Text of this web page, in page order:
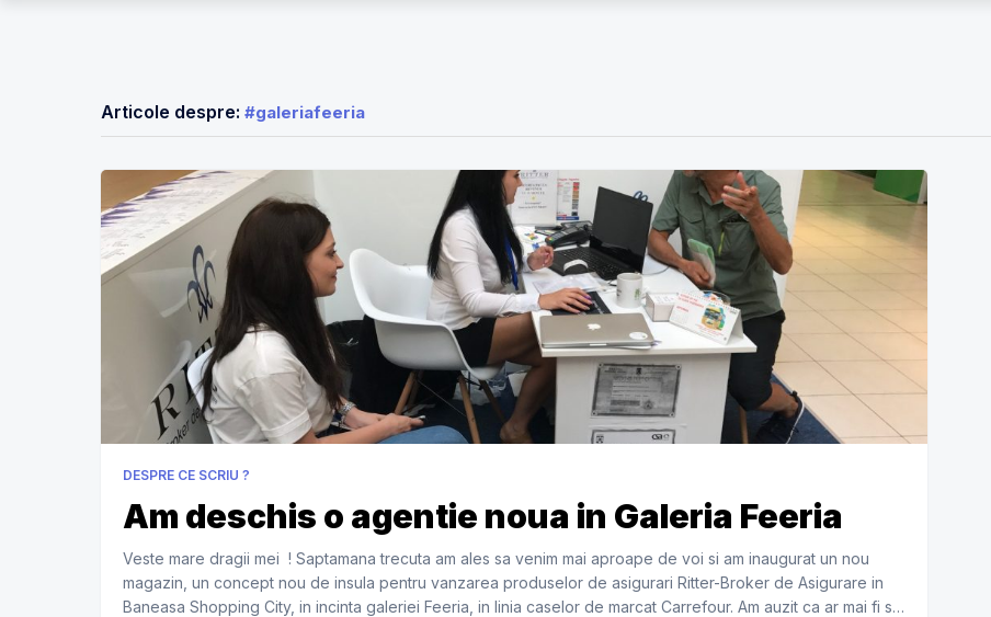
Articole despre: #galeriafeeria
DESPRE CE SCRIU ?
Am deschis o agentie noua in Galeria Feeria
Veste mare dragii mei ! Saptamana trecuta am ales sa venim mai aproape de voi si am inaugurat un nou
magazin, un concept nou de insula pentru vanzarea produselor de asigurari Ritter-Broker de Asigurare in
Baneasa Shopping City, in incinta galeriei Feeria, in linia caselor de marcat Carrefour. Am auzit ca ar mai fi si